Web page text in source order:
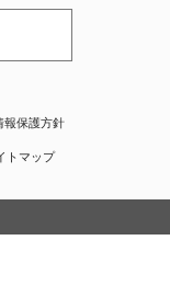
報保護方針
トマップ